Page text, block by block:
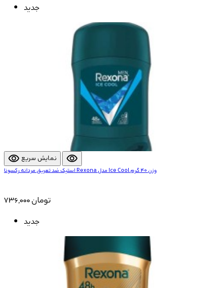
جدید
visibility نمایش سریع visibility
استیک ضد تعریق مردانه رکسونا Rexona مدل Ice Cool وزن 40 گرم
736,000 تومان
جدید